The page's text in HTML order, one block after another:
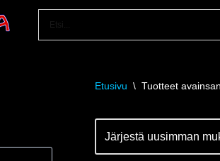
Etusivu \ Tuotteet